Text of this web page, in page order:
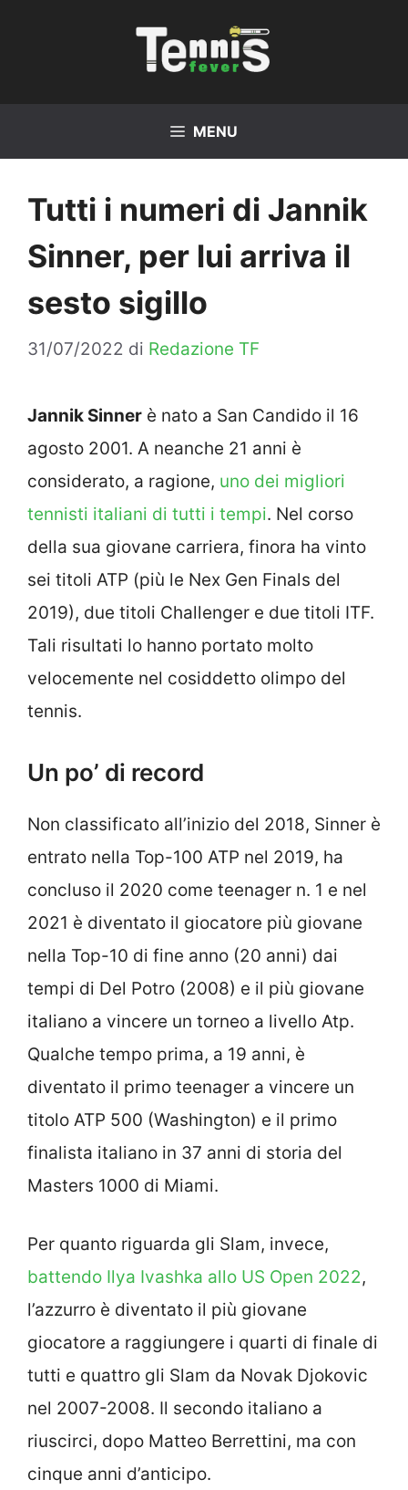
MENU
Tutti i numeri di Jannik
Sinner, per lui arriva il
sesto sigillo
31/07/2022 di Redazione TF
Jannik Sinner è nato a San Candido il 16
agosto 2001. A neanche 21 anni è
considerato, a ragione, uno dei migliori
tennisti italiani di tutti i tempi. Nel corso
della sua giovane carriera, finora ha vinto
sei titoli ATP (più le Nex Gen Finals del
2019), due titoli Challenger e due titoli ITF.
Tali risultati lo hanno portato molto
velocemente nel cosiddetto olimpo del
tennis.
Un po’ di record
Non classificato all’inizio del 2018, Sinner è
entrato nella Top-100 ATP nel 2019, ha
concluso il 2020 come teenager n. 1 e nel
2021 è diventato il giocatore più giovane
nella Top-10 di fine anno (20 anni) dai
tempi di Del Potro (2008) e il più giovane
italiano a vincere un torneo a livello Atp.
Qualche tempo prima, a 19 anni, è
diventato il primo teenager a vincere un
titolo ATP 500 (Washington) e il primo
finalista italiano in 37 anni di storia del
Masters 1000 di Miami.
Per quanto riguarda gli Slam, invece,
battendo Ilya Ivashka allo US Open 2022,
l’azzurro è diventato il più giovane
giocatore a raggiungere i quarti di finale di
tutti e quattro gli Slam da Novak Djokovic
nel 2007-2008. Il secondo italiano a
riuscirci, dopo Matteo Berrettini, ma con
cinque anni d’anticipo.